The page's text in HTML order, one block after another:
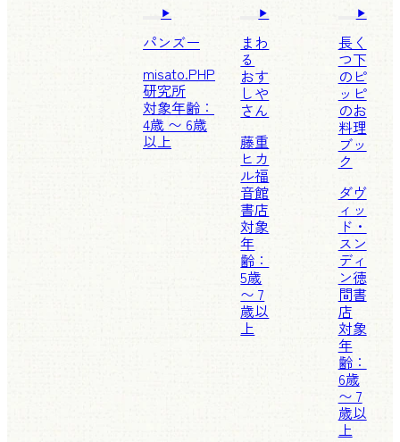
パンズー
misato.PHP
研究所
対象年齢：
4歳 〜 6歳
以上
まわ
る
おす
しや
さん
藤重
ヒカ
ル福
音館
書店
対象
年
齢：
5歳
〜 7
歳以
上
長く
つ下
のピ
ッピ
のお
料理
ブッ
ク
ダヴ
ィッ
ド・
スン
ディ
ン徳
間書
店
対象
年
齢：
6歳
〜 7
歳以
上